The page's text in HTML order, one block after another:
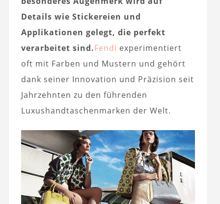
Details wie Stickereien und
Applikationen gelegt, die perfekt
verarbeitet sind.Fendi experimentiert
oft mit Farben und Mustern und gehört
dank seiner Innovation und Präzision seit
Jahrzehnten zu den führenden
Luxushandtaschenmarken der Welt.